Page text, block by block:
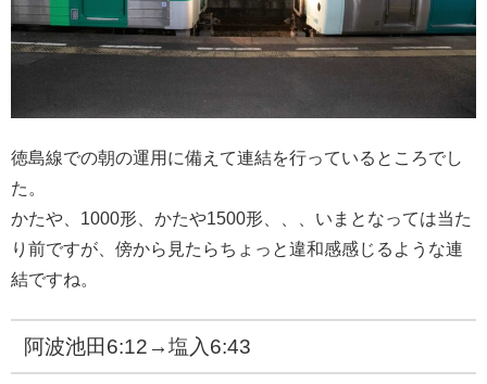
徳島線での朝の運用に備えて連結を行っているところでし
た。
かたや、1000形、かたや1500形、、、いまとなっては当た
り前ですが、傍から見たらちょっと違和感感じるような連
結ですね。
阿波池田6:12→塩入6:43